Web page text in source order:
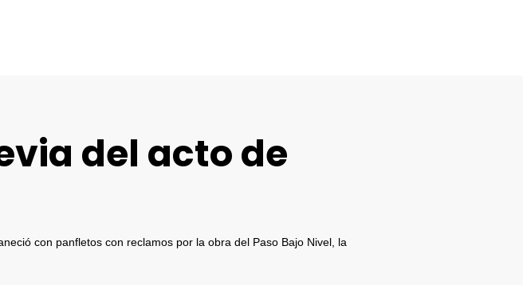
del acto de
con panfletos con reclamos por la obra del Paso Bajo Nivel, la